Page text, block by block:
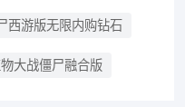
西游版无限内购钻石
大战僵尸融合版